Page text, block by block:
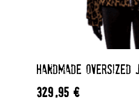
HANDMADE OVERSIZED
329,95 €